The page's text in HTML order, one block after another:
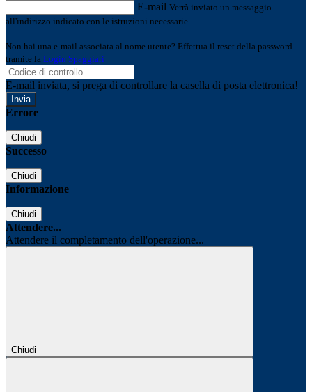
E-mail Verrà inviato un messaggio
all'indirizzo indicato con le istruzioni necessarie.
Non hai una e-mail associata al nome utente? Effettua il reset della password
tramite la Login Spaggiari
E-mail inviata, si prega di controllare la casella di posta elettronica!
Errore
Chiudi
Successo
Chiudi
Informazione
Chiudi
Attendere...
Attendere il completamento dell'operazione...
Chiudi